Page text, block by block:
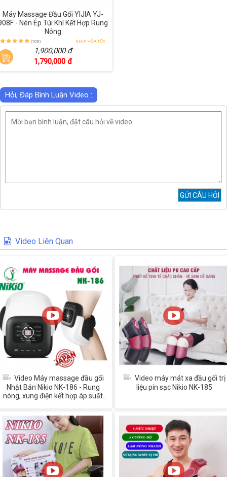
Máy Massage Đầu Gối YIJIA YJ-
- Nén Ép Túi Khí Kết Hợp Rung
Nóng
(100) SHIP HỎA TỐC
1,900,000 đ
1,790,000 đ
Hỏi, Đáp Bình Luận Video :
Video Liên Quan
Video Máy massage đầu gối
Nhật Bản Nikio NK-186 - Rung
nóng, xung điện kết hợp áp suất
Video máy mát xa đầu gối trị
liệu pin sạc Nikio NK-185